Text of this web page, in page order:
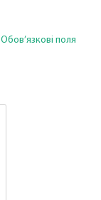
Обов’язкові поля